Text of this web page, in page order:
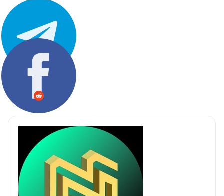
Teilen: